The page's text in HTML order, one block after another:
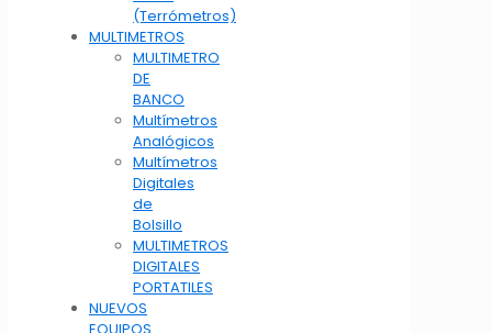
(Terrómetros)
MULTIMETROS
MULTIMETRO
DE
BANCO
Multímetros
Analógicos
Multímetros
Digitales
de
Bolsillo
MULTIMETROS
DIGITALES
PORTATILES
NUEVOS